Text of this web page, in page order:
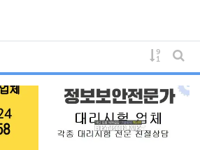
게시물
게시